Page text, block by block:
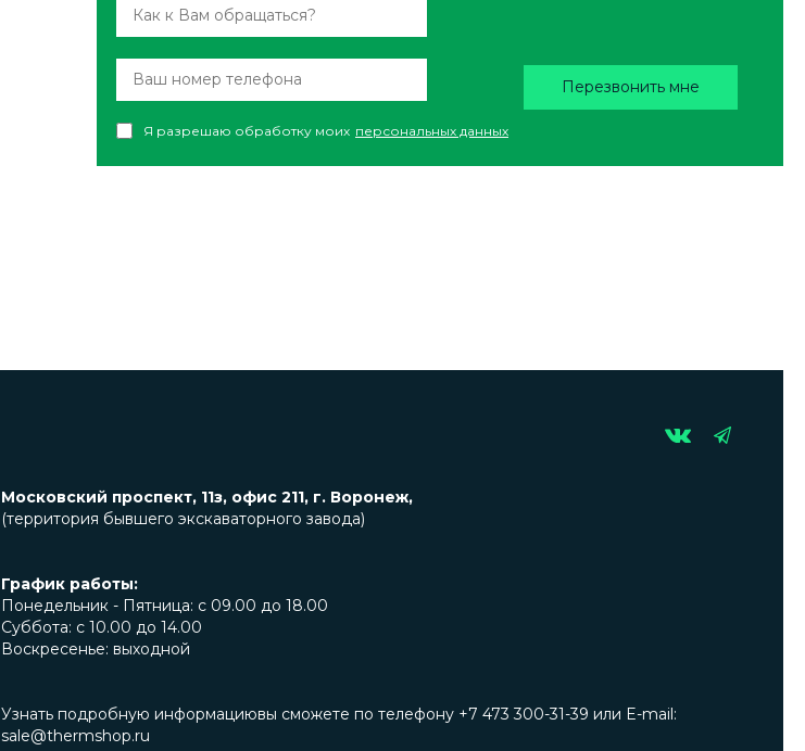
Я разрешаю обработку моих персональных данных
Перезвонить мне
Московский проспект, 11з, офис 211, г. Воронеж,
(территория бывшего экскаваторного завода)
График работы:
Понедельник - Пятница: с 09.00 до 18.00
Суббота: с 10.00 до 14.00
Воскресенье: выходной
Узнать подробную информациювы сможете по телефону +7 473 300-31-39 или E-mail:
sale@thermshop.ru